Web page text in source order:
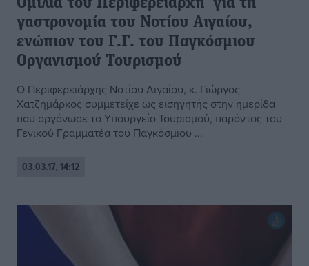
Ομιλία του Περιφερειάρχη για τη
γαστρονομία του Νοτίου Αιγαίου,
ενώπιον του Γ.Γ. του Παγκόσμιου
Οργανισμού Τουρισμού
Ο Περιφερειάρχης Νοτίου Αιγαίου, κ. Γιώργος
Χατζημάρκος συμμετείχε ως εισηγητής στην ημερίδα
που οργάνωσε το Υπουργείο Τουρισμού, παρόντος του
Γενικού Γραμματέα του Παγκόσμιου ...
03.03.17, 14:12